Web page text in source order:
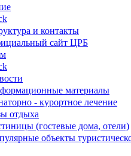
и контакты
сайт ЦРБ
материалы
- курортное лечение
отдыха
(гостевые дома, отели)
объекты